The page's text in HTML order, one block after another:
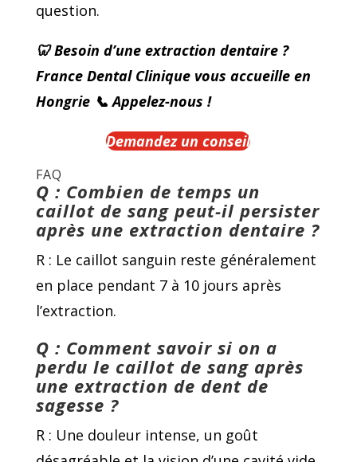
question.
🦷 Besoin d’une extraction dentaire ?
France Dental Clinique vous accueille en
Hongrie 📞 Appelez-nous !
Demandez un conseil
FAQ
Q : Combien de temps un
caillot de sang peut-il persister
après une extraction dentaire ?
R : Le caillot sanguin reste généralement
en place pendant 7 à 10 jours après
l’extraction.
Q : Comment savoir si on a
perdu le caillot de sang après
une extraction de dent de
sagesse ?
R : Une douleur intense, un goût